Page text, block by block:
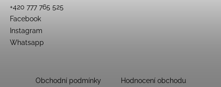
+420 777 765 525
Facebook
Instagram
Whatsapp
Obchodní podmínky Hodnocení obchodu